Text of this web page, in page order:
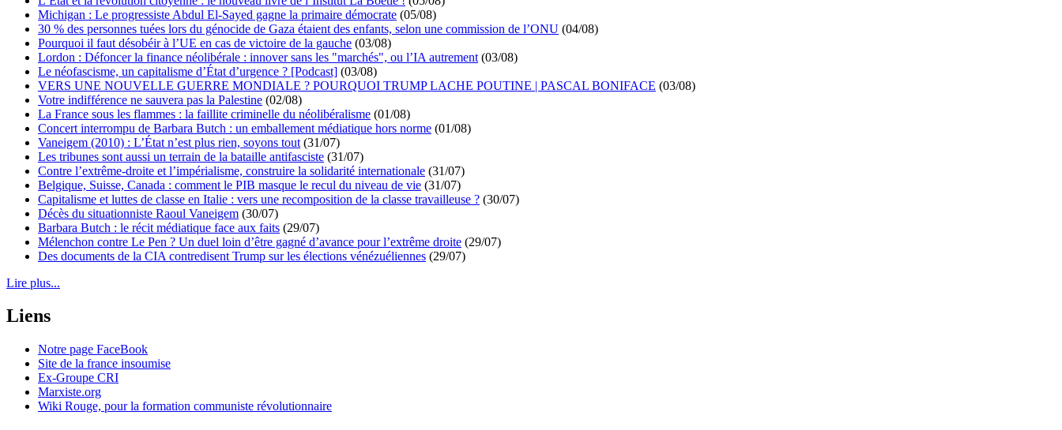
Michigan : Le progressiste Abdul El-Sayed gagne la primaire démocrate (05/08)
30 % des personnes tuées lors du génocide de Gaza étaient des enfants, selon une commission de l’ONU (04/08)
Pourquoi il faut désobéir à l’UE en cas de victoire de la gauche (03/08)
Lordon : Défoncer la finance néolibérale : innover sans les "marchés", ou l’IA autrement (03/08)
Le néofascisme, un capitalisme d’État d’urgence ? [Podcast] (03/08)
VERS UNE NOUVELLE GUERRE MONDIALE ? POURQUOI TRUMP LACHE POUTINE | PASCAL BONIFACE (03/08)
Votre indifférence ne sauvera pas la Palestine (02/08)
La France sous les flammes : la faillite criminelle du néolibéralisme (01/08)
Concert interrompu de Barbara Butch : un emballement médiatique hors norme (01/08)
Vaneigem (2010) : L’État n’est plus rien, soyons tout (31/07)
Les tribunes sont aussi un terrain de la bataille antifasciste (31/07)
Contre l’extrême-droite et l’impérialisme, construire la solidarité internationale (31/07)
Belgique, Suisse, Canada : comment le PIB masque le recul du niveau de vie (31/07)
Capitalisme et luttes de classe en Italie : vers une recomposition de la classe travailleuse ? (30/07)
Décès du situationniste Raoul Vaneigem (30/07)
Barbara Butch : le récit médiatique face aux faits (29/07)
Mélenchon contre Le Pen ? Un duel loin d’être gagné d’avance pour l’extrême droite (29/07)
Des documents de la CIA contredisent Trump sur les élections vénézuéliennes (29/07)
Lire plus...
Liens
Notre page FaceBook
Site de la france insoumise
Ex-Groupe CRI
Marxiste.org
Wiki Rouge, pour la formation communiste révolutionnaire